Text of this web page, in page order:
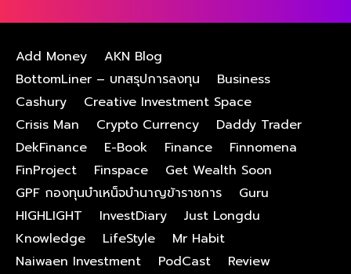
Add Money
AKN Blog
BottomLiner – บทสรุปการลงทุน
Business
Cashury
Creative Investment Space
Crisis Man
Crypto Currency
Daddy Trader
DekFinance
E-Book Finance
Finnomena
FinProject
Finspace
Get Wealth Soon
GPF กองทุนบําเหน็จบํานาญข้าราชการ
Guru
HIGHLIGHT
InvestDiary
Just Longdu
Knowledge
LifeStyle
Mr Habit
Naiwaen Investment
PodCast
Review